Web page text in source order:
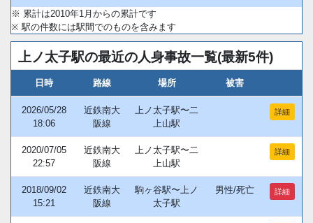
※ 累計は2010年1月からの累計です
※ 駅の件数には駅間でのものを含みます
上ノ太子駅の最近の人身事故一覧(最新5件)
日時 路線 場所 被害
2026/05/28
18:06
近鉄南大
阪線
上ノ太子駅〜二
上山駅
詳細
2020/07/05
22:57
近鉄南大
阪線
上ノ太子駅〜二
上山駅
詳細
2018/09/02
15:21
近鉄南大
阪線
駒ヶ谷駅〜上ノ
太子駅
男性/死亡 詳細